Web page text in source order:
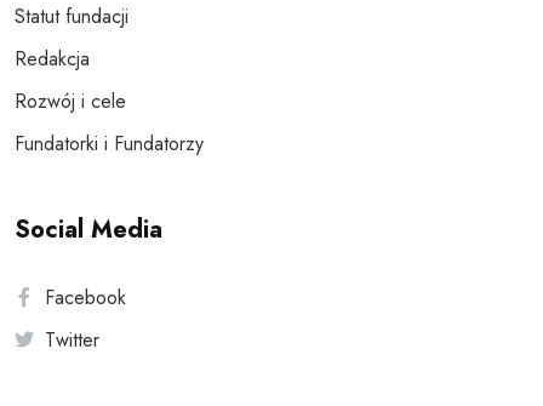
Statut fundacji
Redakcja
Rozwój i cele
Fundatorki i Fundatorzy
Social Media
Facebook
Twitter